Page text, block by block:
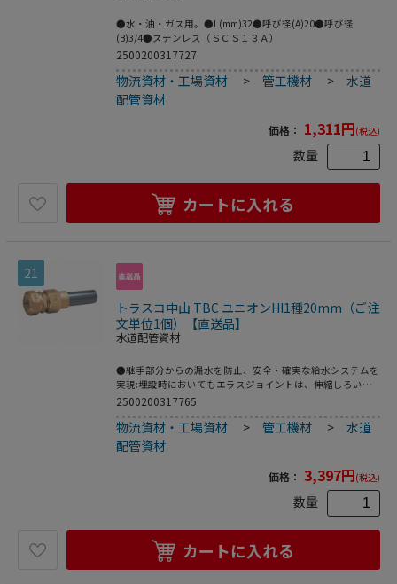
●水・油・ガス用。●L(mm)32●呼び径(A)20●呼び径
(B)3/4●ステンレス（ＳＣＳ１３Ａ）
2500200317727
物流資材・工場資材 >管工機材 >水道
配管資材
価格： 1,311円(税込)
数量
カートに入れる
21
トラスコ中山 TBC ユニオンHI1種20mm（ご注
文単位1個）【直送品】
水道配管資材
●継手部分からの漏水を防止、安全・確実な給水システムを
実現:埋設時においてもエラスジョイントは、伸縮しろいっ
ぱいに引張られてもユニオンソケットのツバを弾力性の大き
なっています。●様々な埋設条件に対応できる:エラスジョ
イントは、さまざまなきびしい性能試験を経てつくり出され
たため、ほかの継手にはみられない耐屈曲性をもっていま
す。とくに、振動や水の脈動などによる繰り返し屈曲の発生
するところでは、伸縮・可とうしない塩ビ管に比べ高い耐屈
曲性能を発揮します。●水道用ポリエチレン管専用のメカニ
カル継手。●呼び径(mm)：20●L1(mm)：35.5●L2(mm)：
2500200317765
物流資材・工場資材 >管工機材 >水道
配管資材
価格： 3,397円(税込)
数量
カートに入れる